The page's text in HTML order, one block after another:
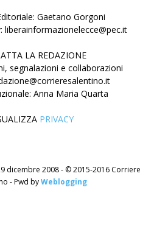
Gaetano Gorgoni
liberainformazionelecce@pec.it
LA REDAZIONE
segnalazioni e collaborazioni
Anna Maria Quarta
PRIVACY
dicembre 2008 - © 2015-2016 Corriere
- Pwd byWeblogging